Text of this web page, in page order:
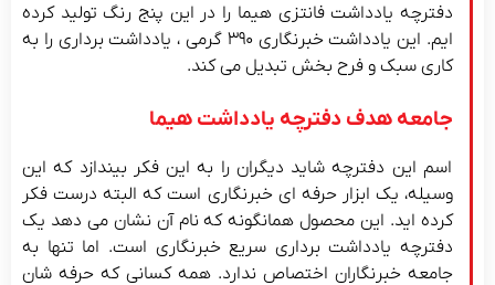
دفترچه یادداشت فانتزی هیما را در این پنج رنگ تولید کرده
ایم. این یادداشت خبرنگاری ۳۹۰ گرمی ، یادداشت برداری را به
کاری سبک و فرح بخش تبدیل می کند.
جامعه هدف دفترچه یادداشت هیما
اسم این دفترچه شاید دیگران را به این فکر بیندازد که این
وسیله، یک ابزار حرفه ای خبرنگاری است که البته درست فکر
کرده اید. این محصول همانگونه که نام آن نشان می دهد یک
دفترچه یادداشت برداری سریع خبرنگاری است. اما تنها به
جامعه خبرنگاران اختصاص ندارد. همه کسانی که حرفه شان